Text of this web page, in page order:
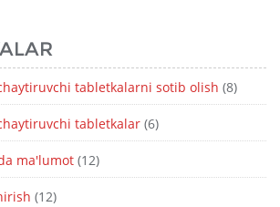
tabletkalarni sotib olish (8)
tabletkalar (6)
ma'lumot (12)
(12)